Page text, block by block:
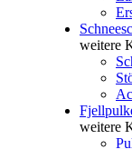
weitere
weitere